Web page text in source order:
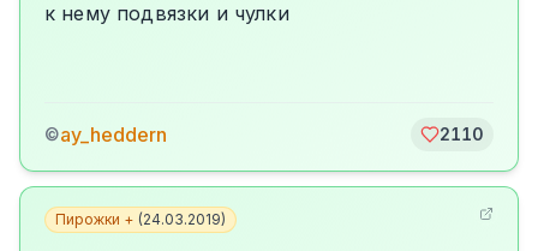
к нему подвязки и чулки
©ay_heddern 2110
Пирожки + (24.03.2019)